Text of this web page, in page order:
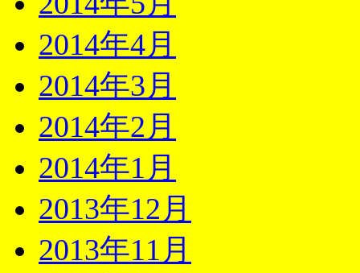
2014年4月
2014年3月
2014年2月
2014年1月
2013年12月
2013年11月